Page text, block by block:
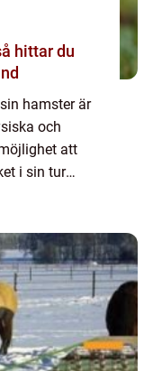
hamster är
och
att
i sin tur